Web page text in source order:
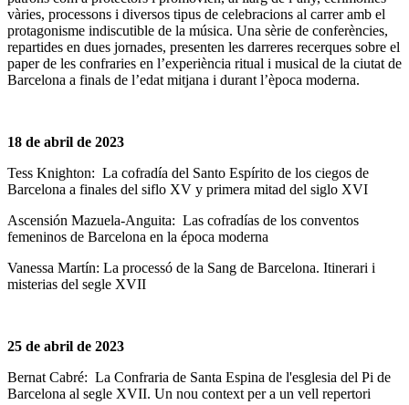
vàries, processons i diversos tipus de celebracions al carrer amb el
protagonisme indiscutible de la música. Una sèrie de conferències,
repartides en dues jornades, presenten les darreres recerques sobre el
paper de les confraries en l’experiència ritual i musical de la ciutat de
Barcelona a finals de l’edat mitjana i durant l’època moderna.
18 de abril de 2023
Tess Knighton: La cofradía del Santo Espírito de los ciegos de
Barcelona a finales del siflo XV y primera mitad del siglo XVI
Ascensión Mazuela-Anguita: Las cofradías de los conventos
femeninos de Barcelona en la época moderna
Vanessa Martín: La processó de la Sang de Barcelona. Itinerari i
misterias del segle XVII
25 de abril de 2023
Bernat Cabré: La Confraria de Santa Espina de l'esglesia del Pi de
Barcelona al segle XVII. Un nou context per a un vell repertori